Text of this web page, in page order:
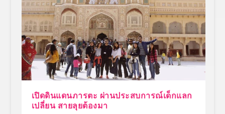
เปิดดินแดนภารตะ ผ่านประสบการณ์เด็กแลก
เปลี่ยน สายลุยต้องมา